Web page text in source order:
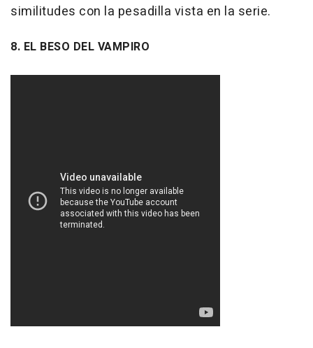
similitudes con la pesadilla vista en la serie.
8. EL BESO DEL VAMPIRO